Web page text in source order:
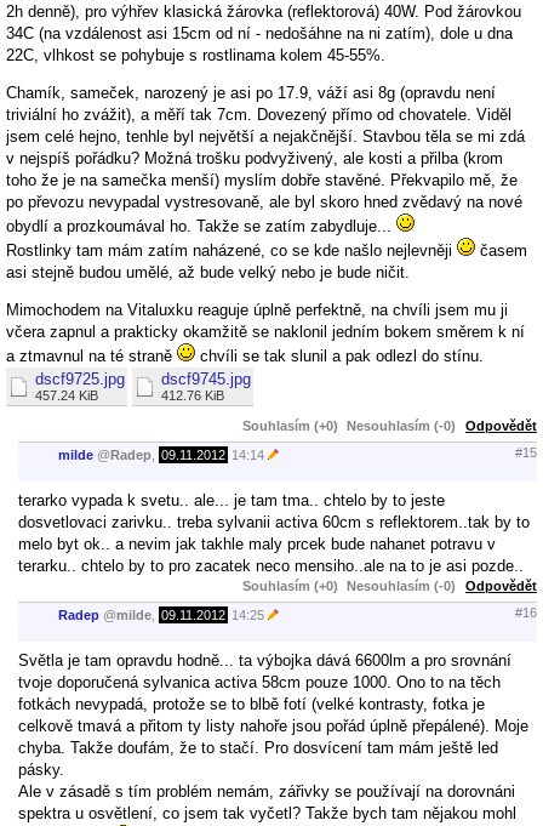
2h denně), pro výhřev klasická žárovka (reflektorová) 40W. Pod žárovkou
34C (na vzdálenost asi 15cm od ní - nedošáhne na ni zatím), dole u dna
22C, vlhkost se pohybuje s rostlinama kolem 45-55%.
Chamík, sameček, narozený je asi po 17.9, váží asi 8g (opravdu není
triviální ho zvážit), a měří tak 7cm. Dovezený přímo od chovatele. Viděl
jsem celé hejno, tenhle byl největší a nejakčnější. Stavbou těla se mi zdá
v nejspíš pořádku? Možná trošku podvyživený, ale kosti a přilba (krom
toho že je na samečka menší) myslím dobře stavěné. Překvapilo mě, že
po převozu nevypadal vystresovaně, ale byl skoro hned zvědavý na nové
obydlí a prozkoumával ho. Takže se zatím zabydluje...
Rostlinky tam mám zatím naházené, co se kde našlo nejlevněji
časem
asi stejně budou umělé, až bude velký nebo je bude ničit.
Mimochodem na Vitaluxku reaguje úplně perfektně, na chvíli jsem mu ji
včera zapnul a prakticky okamžitě se naklonil jedním bokem směrem k ní
a ztmavnul na té straně
chvíli se tak slunil a pak odlezl do stínu.
dscf9725.jpg
457.24 KiB
dscf9745.jpg
412.76 KiB
Souhlasím (+0) Nesouhlasím (-0) Odpovědět
milde @ Radep 09.11.2012 14:14 #15
terarko vypada k svetu.. ale... je tam tma.. chtelo by to jeste
dosvetlovaci zarivku.. treba sylvanii activa 60cm s reflektorem..tak by to
melo byt ok.. a nevim jak takhle maly prcek bude nahanet potravu v
terarku.. chtelo by to pro zacatek neco mensiho..ale na to je asi pozde..
Souhlasím (+0) Nesouhlasím (-0) Odpovědět
Radep @milde 09.11.2012 14:25 #16
Světla je tam opravdu hodně... ta výbojka dává 6600lm a pro srovnání
tvoje doporučená sylvanica activa 58cm pouze 1000. Ono to na těch
fotkách nevypadá, protože se to blbě fotí (velké kontrasty, fotka je
celkově tmavá a přitom ty listy nahoře jsou pořád úplně přepálené). Moje
chyba. Takže doufám, že to stačí. Pro dosvícení tam mám ještě led
pásky.
Ale v zásadě s tím problém nemám, zářivky se používají na dorovnáni
spektra u osvětlení, co jsem tak vyčetl? Takže bych tam nějakou mohl